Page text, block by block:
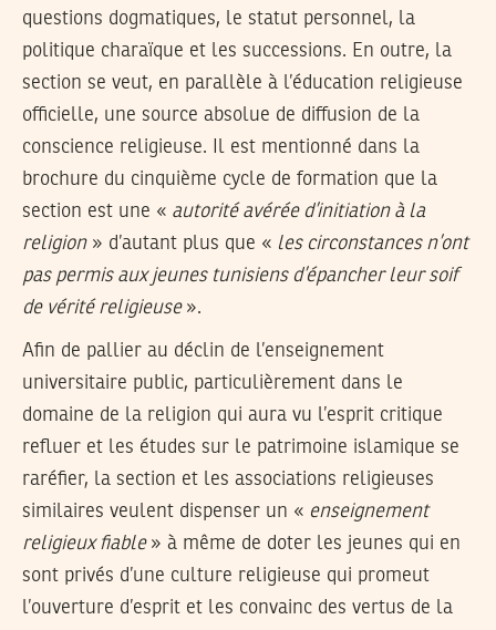
questions dogmatiques, le statut personnel, la
politique charaïque et les successions. En outre, la
section se veut, en parallèle à l’éducation religieuse
officielle, une source absolue de diffusion de la
conscience religieuse. Il est mentionné dans la
brochure du cinquième cycle de formation que la
section est une « autorité avérée d’initiation à la
religion» d’autant plus que « les circonstances n’ont
pas permis aux jeunes tunisiens d’épancher leur soif
de vérité religieuse».
Afin de pallier au déclin de l’enseignement
universitaire public, particulièrement dans le
domaine de la religion qui aura vu l’esprit critique
refluer et les études sur le patrimoine islamique se
raréfier, la section et les associations religieuses
similaires veulent dispenser un « enseignement
religieux fiable» à même de doter les jeunes qui en
sont privés d’une culture religieuse qui promeut
l’ouverture d’esprit et les convainc des vertus de la